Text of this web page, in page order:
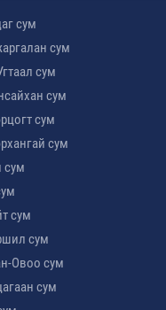
сум
сум
сум
сум
сум
сум
сум
сум
сум
Овоо сум
сум